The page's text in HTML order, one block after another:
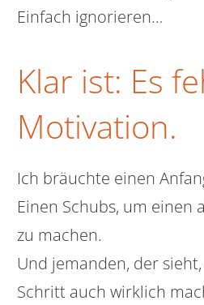
Einfach ignorieren…
Klar ist: Es
Motivation.
Ich bräuchte einen
Einen Schubs, um einen
zu machen.
Und jemanden, der
Schritt auch wirklich